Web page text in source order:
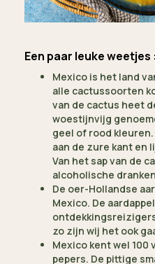
Een paar leuke weetjes :
Mexico is het land
alle cactussoorten
van de cactus heet
woestijnvijg
geel of rood kleuren.
aan de zure kant en
Van het sap van de
alcoholische
De oer-Hollandse
Mexico. De
zo zijn wij het ook
Mexico kent wel
pepers. De pittige